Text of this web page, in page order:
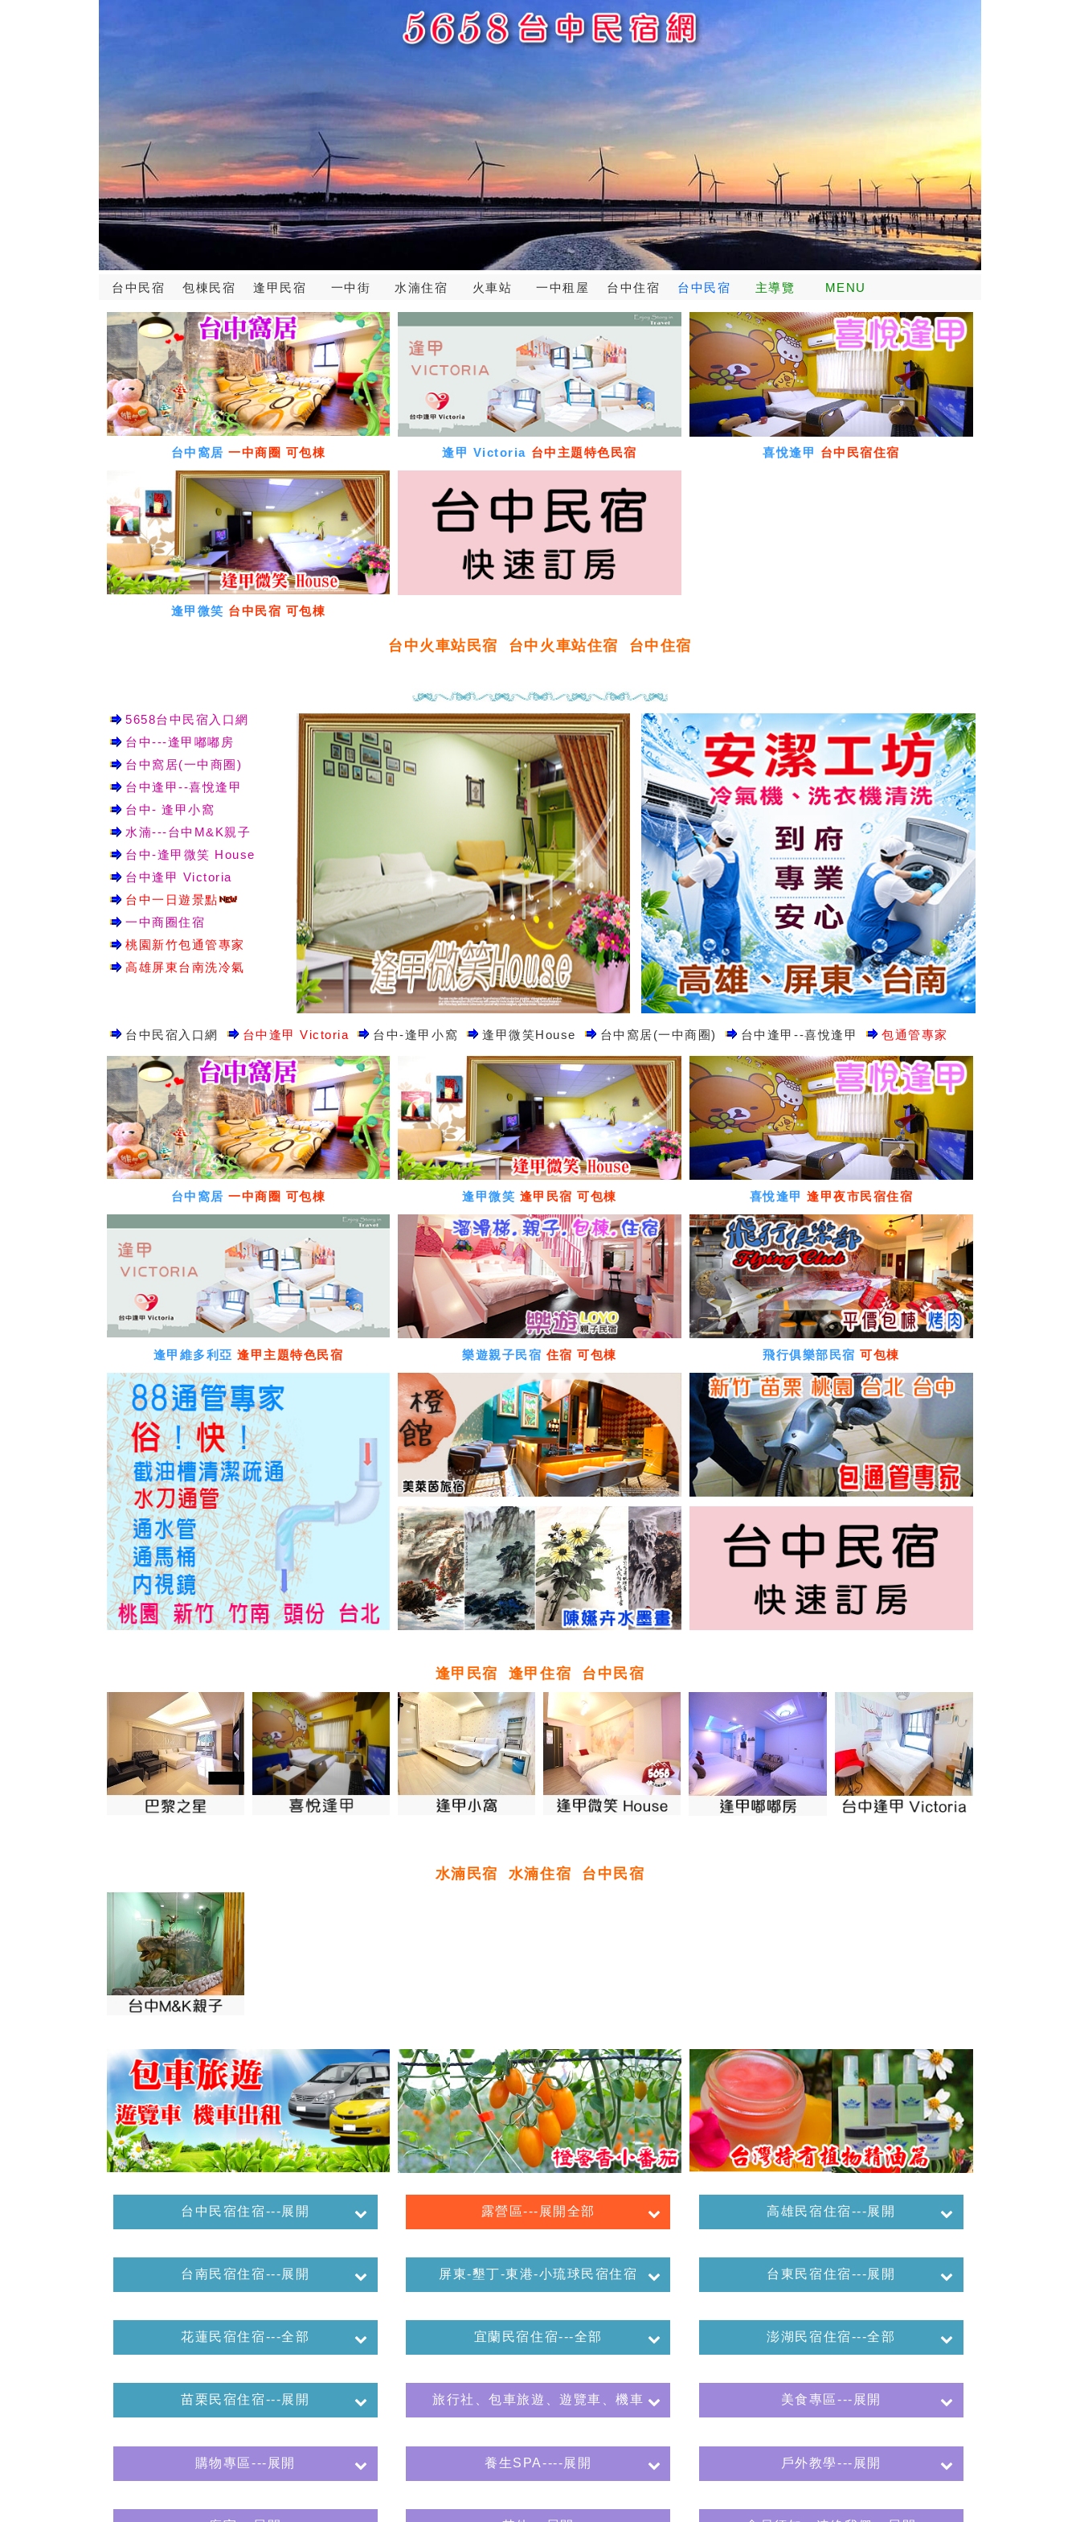
台中民宿 包棟民宿 逢甲民宿 一中街 水湳住宿 火車站 一中租屋 台中住宿 台中民宿 主導覽 MENU
台中窩居 一中商圈 可包棟 逢甲 Victoria 台中主題特色民宿 喜悅逢甲 台中民宿住宿
逢甲微笑 台中民宿 可包棟
台中火車站民宿 台中火車站住宿 台中住宿
5658台中民宿入口網
台中---逢甲嘟嘟房
台中窩居(一中商圈)
台中逢甲--喜悅逢甲
台中- 逢甲小窩
水湳---台中M&K親子
台中-逢甲微笑 House
台中逢甲 Victoria
台中一日遊景點
一中商圈住宿
桃園新竹包通管專家
高雄屏東台南洗冷氣
台中民宿入口網 台中逢甲 Victoria 台中-逢甲小窩 逢甲微笑House 台中窩居(一中商圈) 台中逢甲--喜悅逢甲 包通管專家
台中窩居 一中商圈 可包棟 逢甲微笑 逢甲民宿 可包棟 喜悅逢甲 逢甲夜市民宿住宿
逢甲維多利亞 逢甲主題特色民宿 樂遊親子民宿 住宿 可包棟 飛行俱樂部民宿 可包棟
逢甲民宿 逢甲住宿 台中民宿
水湳民宿 水湳住宿 台中民宿
台中民宿住宿---展開 露營區---展開全部 高雄民宿住宿---展開
台南民宿住宿---展開 屏東-墾丁-東港-小琉球民宿住宿 台東民宿住宿---展開
花蓮民宿住宿---全部 宜蘭民宿住宿---全部 澎湖民宿住宿---全部
苗栗民宿住宿---展開 旅行社、包車旅遊、遊覽車、機車 美食專區---展開
購物專區---展開 養生SPA----展開 戶外教學---展開